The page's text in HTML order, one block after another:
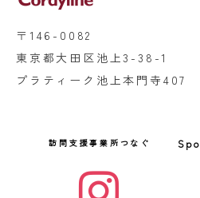
〒146-0082
東京都大田区池上3-38-1
プラティーク池上本門寺407